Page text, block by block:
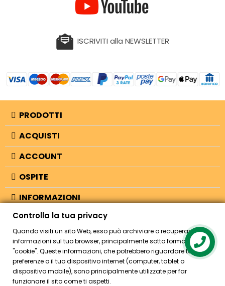
ISCRIVITI alla NEWSLETTER
PRODOTTI
ACQUISTI
ACCOUNT
OSPITE
INFORMAZIONI
NEGOZIO
© 2026 - Bellearti.it -credits
Controlla la tua privacy
Quando visiti un sito Web, esso può archiviare o recuperare
informazioni sul tuo browser, principalmente sotto forma di
"cookie". Queste informazioni, che potrebbero riguardare te, le tue
preferenze o il tuo dispositivo internet (computer, tablet o
dispositivo mobile), sono principalmente utilizzate per far
funzionare il sito come ti aspetti.
Contact us